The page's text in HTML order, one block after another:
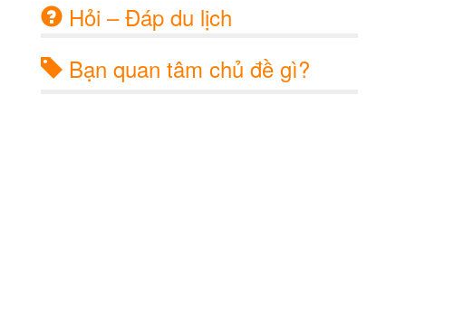
Hỏi – Đáp du lịch
Bạn quan tâm chủ đề gì?